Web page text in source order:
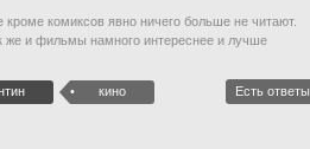
кроме комиксов явно ничего больше не читают.
же и фильмы намного интереснее и лучше
кино Есть ответы